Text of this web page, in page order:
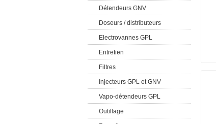
Détendeurs GNV
Doseurs / distributeurs
Electrovannes GPL
Entretien
Filtres
Injecteurs GPL et GNV
Vapo-détendeurs GPL
Outillage